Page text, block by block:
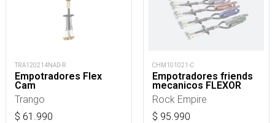
TRA120214NAD-R
Empotradores Flex
Cam
Trango
$ 61.990
CHM101021-C
Empotradores friends
mecanicos FLEXOR
Rock Empire
$ 95.990